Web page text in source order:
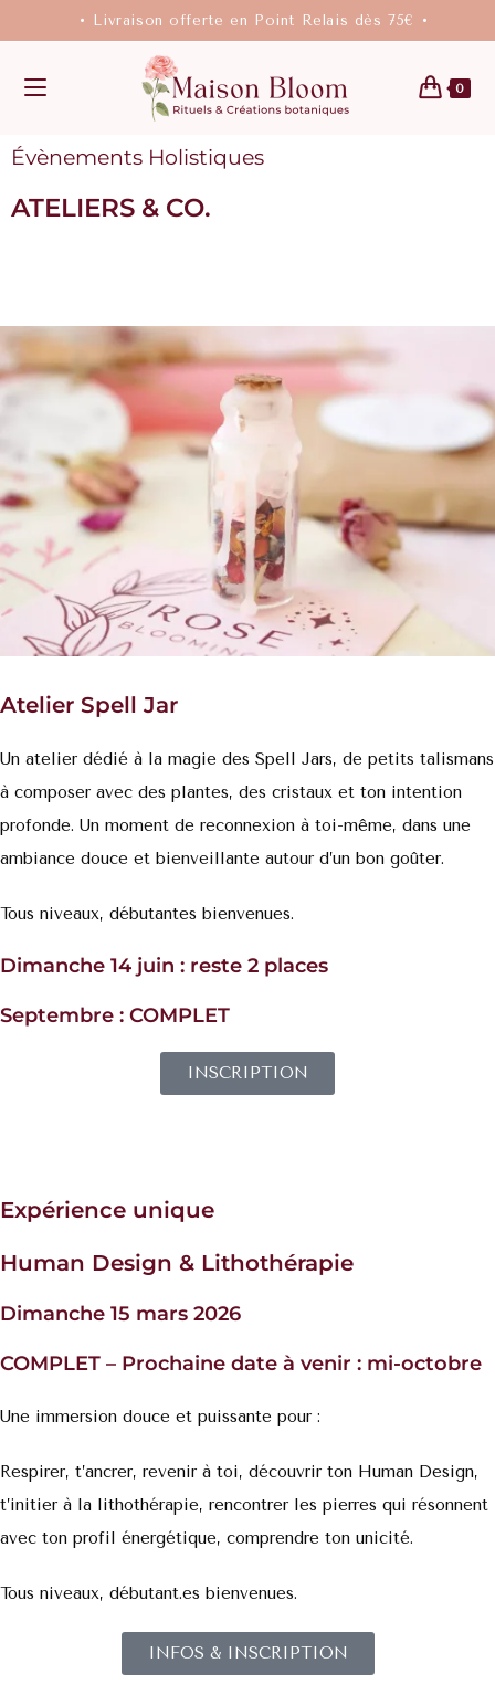
• Livraison offerte en Point Relais dès 75€ •
0
Évènements Holistiques
ATELIERS & CO.
Atelier Spell Jar
Un atelier dédié à la magie des Spell Jars, de petits talismans
à composer avec des plantes, des cristaux et ton intention
profonde. Un moment de reconnexion à toi-même, dans une
ambiance douce et bienveillante autour d’un bon goûter.
Tous niveaux, débutantes bienvenues.
Dimanche 14 juin : reste 2 places
Septembre : COMPLET
INSCRIPTION
Expérience unique
Human Design & Lithothérapie
Dimanche 15 mars 2026
COMPLET – Prochaine date à venir : mi-octobre
Une immersion douce et puissante pour :
Respirer, t’ancrer, revenir à toi, découvrir ton Human Design,
t’initier à la lithothérapie, rencontrer les pierres qui résonnent
avec ton profil énergétique, comprendre ton unicité.
Tous niveaux, débutant.es bienvenues.
INFOS & INSCRIPTION